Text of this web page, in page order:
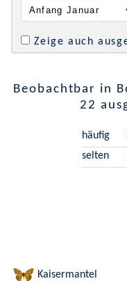
Zeige auch
Beobachtbar in
22
häufig
selten
Kaisermantel